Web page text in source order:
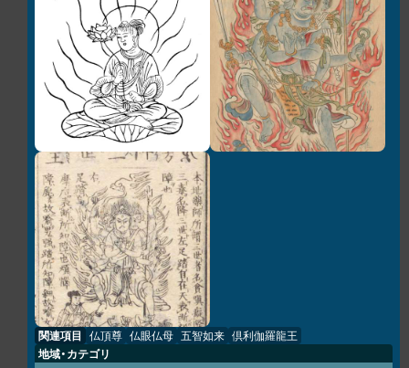
関連項目 仏頂尊 仏眼仏母 五智如来 倶利伽羅龍王
地域・カテゴリ